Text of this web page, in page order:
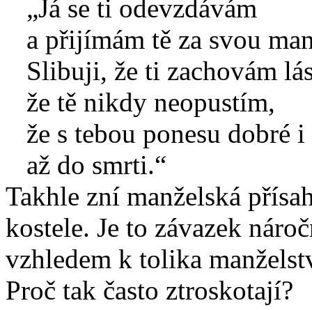
„Já se ti odevzdávám
a přijímám tě za svou
Slibuji, že ti zachovám
že tě nikdy neopustím,
že s tebou ponesu dobré i
až do smrti.“
Takhle zní manželská
kostele. Je to závazek
vzhledem k tolika
Proč tak často ztroskotají?